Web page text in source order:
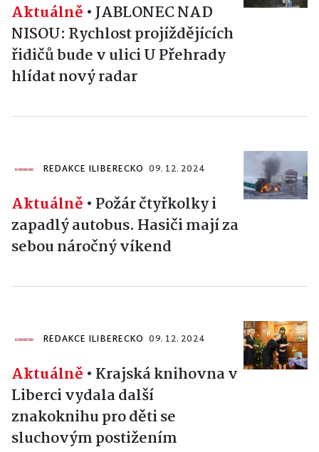
Aktuálně •JABLONEC NAD
NISOU: Rychlost projíždějících
řidičů bude v ulici U Přehrady
hlídat nový radar
REDAKCE ILIBERECKO 09. 12. 2024
Aktuálně • Požár čtyřkolky i
zapadlý autobus. Hasiči mají za
sebou náročný víkend
REDAKCE ILIBERECKO 09. 12. 2024
Aktuálně • Krajská knihovna v
Liberci vydala další
znakoknihu pro děti se
sluchovým postižením